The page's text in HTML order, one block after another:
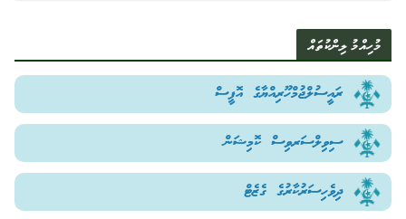
މުހިއްމު ލިންކުތައް
ރައީސުލްޖުމްހޫރިއްޔާގެ އޮފީސް
ސިވިލްސަރވިސް ކޮމިޝަން
ދިވެހިސަރުކާރުގެ ގެޒެޓް